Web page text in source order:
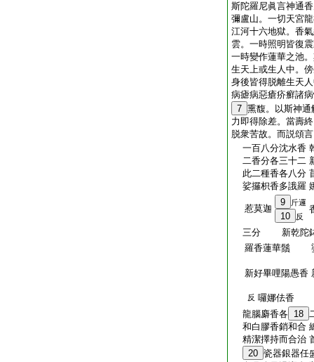
斯陀羅尼眞言神通
彌盧山。一切天宮
江河十六地獄。香
雲。一時照明皆復
一時變作蓮華之池
生天上或生人中。
身後皆得脱離生天
病瘧病惡瘡疥癬諸
7 熏馥。以斯神
力即得除差。當壽
脱衆苦故。而説頌言
一百八分沈水香
二香分各三十二
此二種香各八分
娑攞枳香多誐羅
惹莫迦
9 斤邏
10 反
三分 新乾陀
羅香蓮華鬚
新好畢哩陽愚香
反 囉娜佉香
龍腦麝香各 18
和白膠香銷和合
精潔擇持而合治
20 瓷器銀器任